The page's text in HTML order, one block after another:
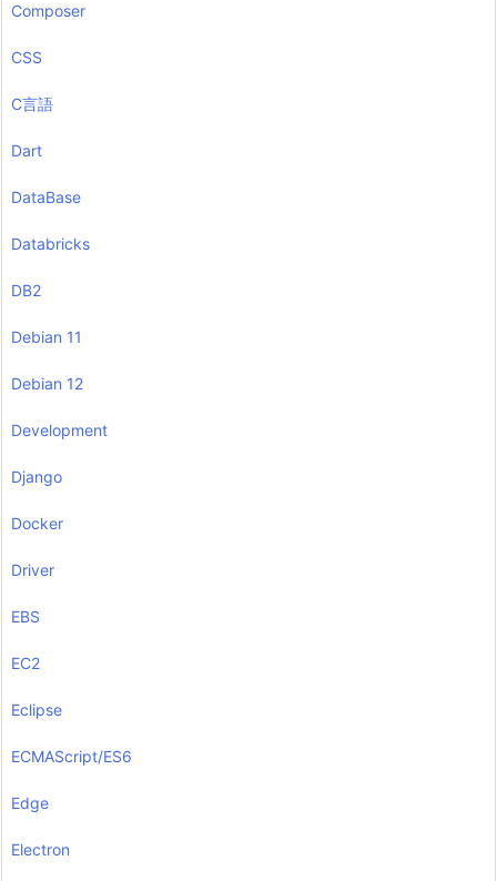
Composer
CSS
C言語
Dart
DataBase
Databricks
DB2
Debian 11
Debian 12
Development
Django
Docker
Driver
EBS
EC2
Eclipse
ECMAScript/ES6
Edge
Electron